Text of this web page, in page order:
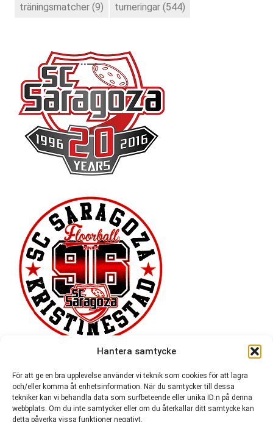
Hantera samtycke
För att ge en bra upplevelse använder vi teknik som cookies för att lagra
och/eller komma åt enhetsinformation. När du samtycker till dessa
tekniker kan vi behandla data som surfbeteende eller unika ID:n på denna
webbplats. Om du inte samtycker eller om du återkallar ditt samtycke kan
detta påverka vissa funktioner negativt.
träningsmatcher (9) turneringar (544)